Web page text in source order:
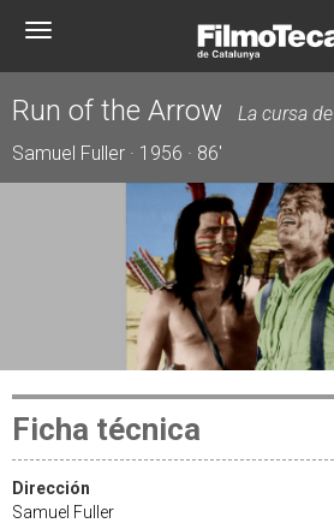
Toggle
Run of the Arrow
La cursa
Samuel Fuller · 1956 · 86'
Ficha técnica
Dirección
Samuel Fuller